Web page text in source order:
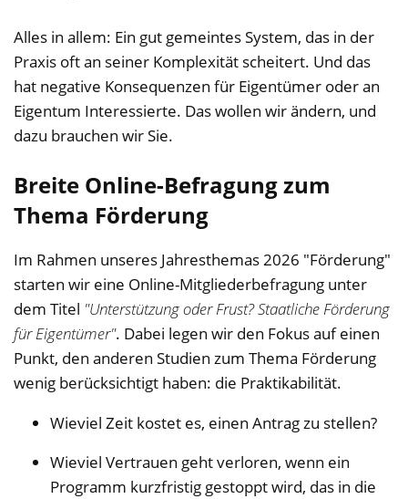
Alles in allem: Ein gut gemeintes System, das in der
Praxis oft an seiner Komplexität scheitert. Und das
hat negative Konsequenzen für Eigentümer oder an
Eigentum Interessierte. Das wollen wir ändern, und
dazu brauchen wir Sie.
Breite Online-Befragung zum
Thema Förderung
Im Rahmen unseres Jahresthemas 2026 "Förderung"
starten wir eine Online-Mitgliederbefragung unter
dem Titel "Unterstützung oder Frust? Staatliche Förderung
für Eigentümer". Dabei legen wir den Fokus auf einen
Punkt, den anderen Studien zum Thema Förderung
wenig berücksichtigt haben: die Praktikabilität.
Wieviel Zeit kostet es, einen Antrag zu stellen?
Wieviel Vertrauen geht verloren, wenn ein
Programm kurzfristig gestoppt wird, das in die